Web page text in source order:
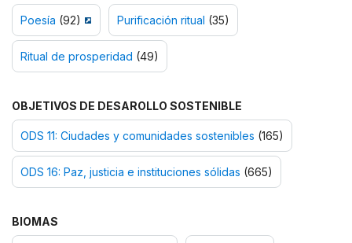
Poesía (92) Purificación ritual (35)
Ritual de prosperidad (49)
OBJETIVOS DE DESAROLLO SOSTENIBLE
ODS 11: Ciudades y comunidades sostenibles (165)
ODS 16: Paz, justicia e instituciones sólidas (665)
BIOMAS